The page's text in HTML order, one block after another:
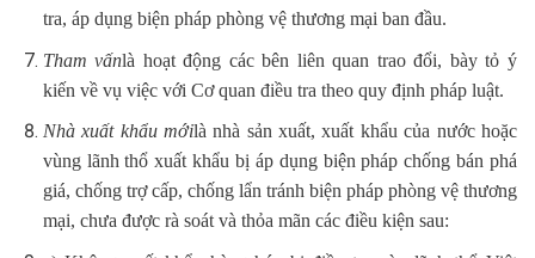
tra, áp dụng biện pháp phòng vệ thương mại ban đầu.
Tham vấnlà hoạt động các bên liên quan trao đổi, bày tỏ ý
kiến về vụ việc với Cơ quan điều tra theo quy định pháp luật.
Nhà xuất khẩu mớilà nhà sản xuất, xuất khẩu của nước hoặc
vùng lãnh thổ xuất khẩu bị áp dụng biện pháp chống bán phá
giá, chống trợ cấp, chống lẩn tránh biện pháp phòng vệ thương
mại, chưa được rà soát và thỏa mãn các điều kiện sau: